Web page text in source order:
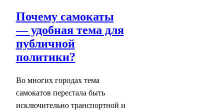
Почему самокаты
— удобная тема для
публичной
политики?
Во многих городах тема
самокатов перестала быть
исключительно транспортной и